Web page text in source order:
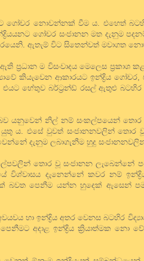
ගෝචර නොවන්නක් වීම ය. එහෙත්
ගෝචර සංජානන මත දැනුම
ඇතැම් විට සිතෙන්වත් මවාගත
ම විසංවාදය මෙලෙස ප්‍රකාශ
කියැවෙන ආකාරයට ඉන්ද්‍රිය
හේතුව බර්ට්‍රන්ඩ් රසල් ඇතුළු
යනුවෙන් නිල් නම් සංකල්පයෙන් තොර
ය. එසේ වුවත් සංජානනවලින් තොර
දැනුම ලබාගැනීම හුදු
තොර වූ සංජානන ලැබෙන්නේ
විශ්වාසය දැනෙන්නේ කවර නම්
බවත පෙනීම යන්න හුදෙක් ඇසෙන්
හා ඉන්ද්‍රිය අතර වෙනස බටහිර
අදාළ ඉන්ද්‍රිය ක්‍රියාත්මක නො